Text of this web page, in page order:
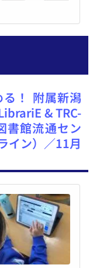
る！ 附属新潟
& TRC-
書館流通セン
イン）／11月